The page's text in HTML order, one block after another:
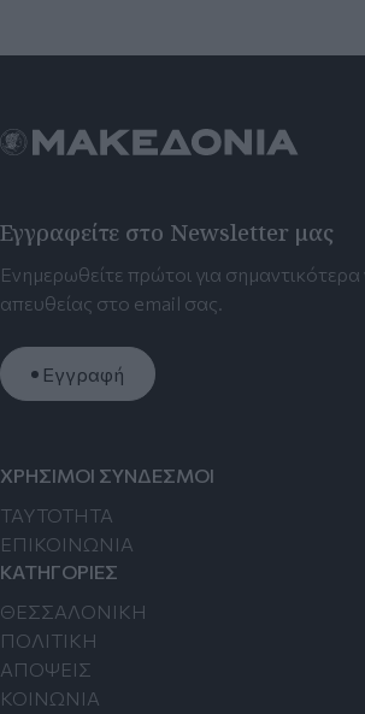
Εγγραφείτε στο Newsletter μας
Ενημερωθείτε πρώτοι για
απευθείας στο email σας.
Εγγραφή
ΧΡΗΣΙΜΟΙ ΣΥΝΔΕΣΜΟΙ
TAYTOTHTA
ΕΠΙΚΟΙΝΩΝΙΑ
ΚΑΤΗΓΟΡΙΕΣ
ΘΕΣΣΑΛΟΝΙΚΗ
ΠΟΛΙΤΙΚΗ
ΑΠΟΨΕΙΣ
ΚΟΙΝΩΝΙΑ